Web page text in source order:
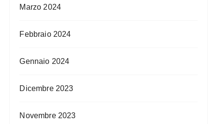
Marzo 2024
Febbraio 2024
Gennaio 2024
Dicembre 2023
Novembre 2023